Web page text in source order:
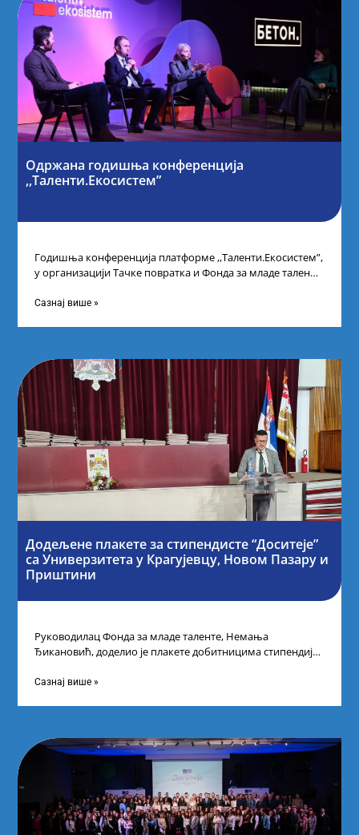
Одржана годишња конференција
,,Таленти.Екосистем”
Годишња конференција платформе ,,Таленти.Екосистем”,
у организацији Тачке повратка и Фонда за младе таленте
Сазнај више »
Додељене плакете за стипендисте “Доситеје”
са Универзитета у Крагујевцу, Новом Пазару и
Приштини
Руководилац Фонда за младе таленте, Немања
Ђикановић, доделио је плакете добитницима стипендије
Сазнај више »